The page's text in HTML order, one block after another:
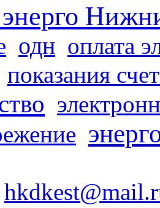
одн оплата
показания